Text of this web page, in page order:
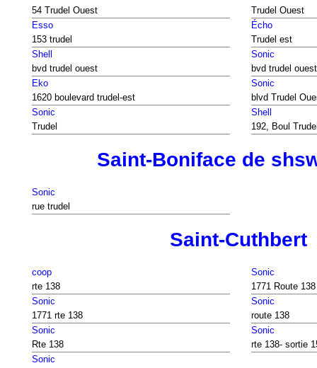
54 Trudel Ouest
Trudel Ouest
Esso
153 trudel
Écho
Trudel est
Shell
bvd trudel ouest
Sonic
bvd trudel ouest
Eko
1620 boulevard trudel-est
Sonic
blvd Trudel
Sonic
Trudel
Shell
192, Boul
Saint-Boniface de
Sonic
rue trudel
Saint-Cuthbert
coop
rte 138
Sonic
1771 Route 138
Sonic
1771 rte 138
Sonic
route 138
Sonic
Rte 138
Sonic
rte 138- sortie
Sonic